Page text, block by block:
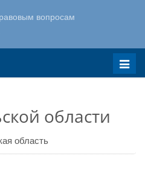
Меню
области
область